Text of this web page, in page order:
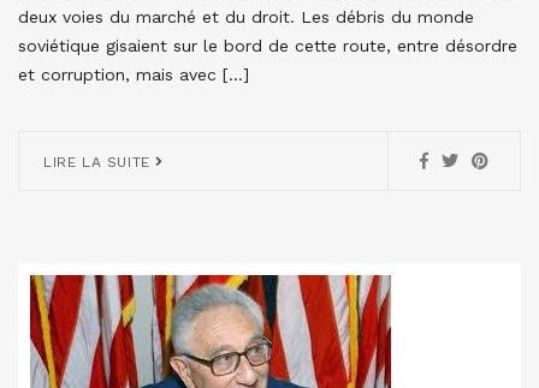
deux voies du marché et du droit. Les débris du monde
soviétique gisaient sur le bord de cette route, entre désordre
et corruption, mais avec […]
LIRE LA SUITE